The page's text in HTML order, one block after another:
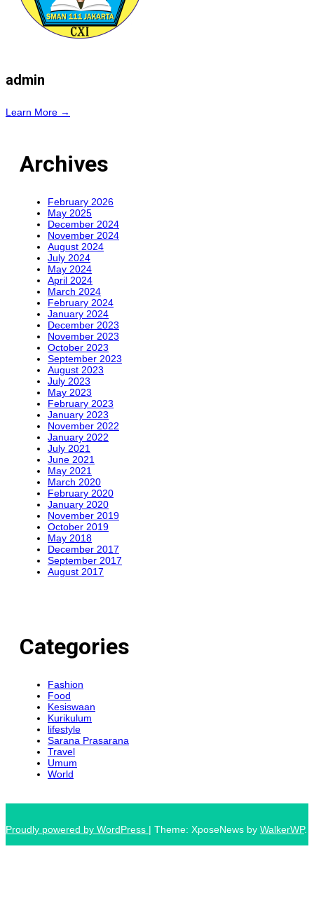
admin
Learn More →
Archives
February 2026
May 2025
December 2024
November 2024
August 2024
July 2024
May 2024
April 2024
March 2024
February 2024
January 2024
December 2023
November 2023
October 2023
September 2023
August 2023
July 2023
May 2023
February 2023
January 2023
November 2022
January 2022
July 2021
June 2021
May 2021
March 2020
February 2020
January 2020
November 2019
October 2019
May 2018
December 2017
September 2017
August 2017
Categories
Fashion
Food
Kesiswaan
Kurikulum
lifestyle
Sarana Prasarana
Travel
Umum
World
Proudly powered by WordPress | Theme: XposeNews by WalkerWP.